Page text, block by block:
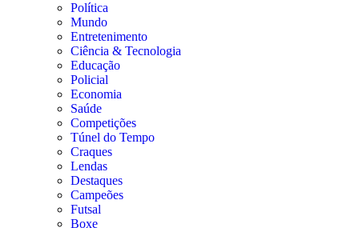
Política
Mundo
Entretenimento
Ciência & Tecnologia
Educação
Policial
Economia
Saúde
Competições
Túnel do Tempo
Craques
Lendas
Destaques
Campeões
Futsal
Boxe